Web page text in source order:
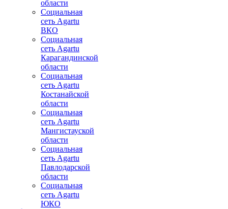
области
Социальная
сеть Agartu
ВКО
Социальная
сеть Agartu
Карагандинской
области
Социальная
сеть Agartu
Костанайской
области
Социальная
сеть Agartu
Мангистауской
области
Социальная
сеть Agartu
Павлодарской
области
Социальная
сеть Agartu
ЮКО